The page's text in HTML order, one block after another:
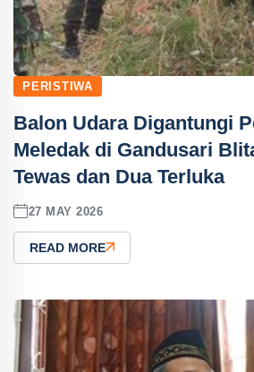
PERISTIWA
Balon Udara Digantungi
Meledak di Gandusari
Tewas dan Dua Terluka
27 MAY 2026
READ MORE